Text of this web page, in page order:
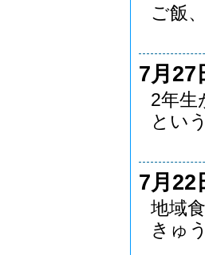
ご飯
7月27
2年生
とい
7月22
地域
きゅ